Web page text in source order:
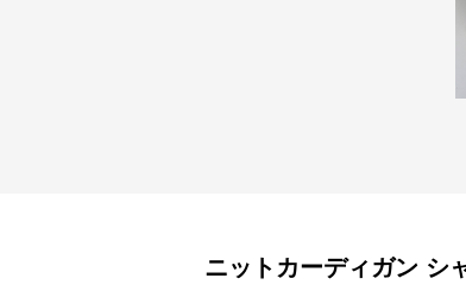
ニットカーディガン シ